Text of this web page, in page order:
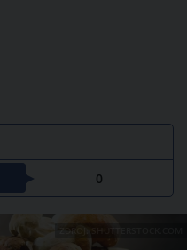
0
ZDROJ: SHUTTERSTOCK.COM